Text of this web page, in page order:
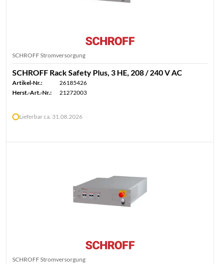
SCHROFF Stromversorgung
SCHROFF Rack Safety Plus, 3 HE, 208 / 240 V AC
Artikel-Nr.:
26185426
Herst.-Art.-Nr.:
21272003
Lieferbar ca. 31.08.2026
SCHROFF Stromversorgung